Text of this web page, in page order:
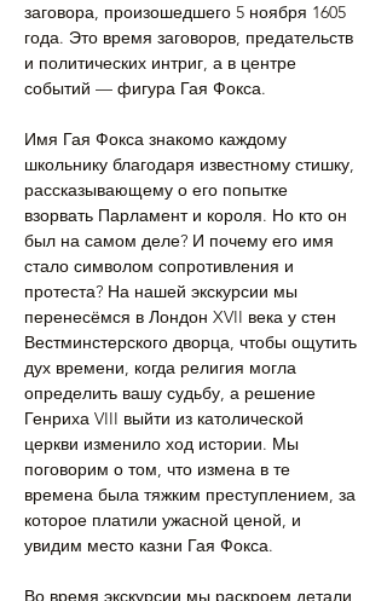
заговора, произошедшего 5 ноября 1605
года. Это время заговоров, предательств
и политических интриг, а в центре
событий — фигура Гая Фокса.
Имя Гая Фокса знакомо каждому
школьнику благодаря известному стишку,
рассказывающему о его попытке
взорвать Парламент и короля. Но кто он
был на самом деле? И почему его имя
стало символом сопротивления и
протеста? На нашей экскурсии мы
перенесёмся в Лондон XVII века у стен
Вестминстерского дворца, чтобы ощутить
дух времени, когда религия могла
определить вашу судьбу, а решение
Генриха VIII выйти из католической
церкви изменило ход истории. Мы
поговорим о том, что измена в те
времена была тяжким преступлением, за
которое платили ужасной ценой, и
увидим место казни Гая Фокса.
Во время экскурсии мы раскроем детали